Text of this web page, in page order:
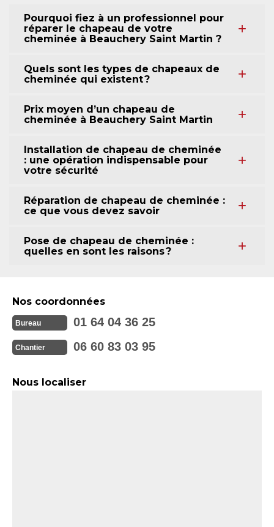
Pourquoi fiez à un professionnel pour
réparer le chapeau de votre
cheminée à Beauchery Saint Martin ?
Quels sont les types de chapeaux de
cheminée qui existent ?
Prix moyen d’un chapeau de
cheminée à Beauchery Saint Martin
Installation de chapeau de cheminée
: une opération indispensable pour
votre sécurité
Réparation de chapeau de cheminée :
ce que vous devez savoir
Pose de chapeau de cheminée :
quelles en sont les raisons ?
Nos coordonnées
Bureau 01 64 04 36 25
Chantier 06 60 83 03 95
Nous localiser